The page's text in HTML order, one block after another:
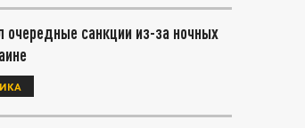
очередные санкции из-за ночных